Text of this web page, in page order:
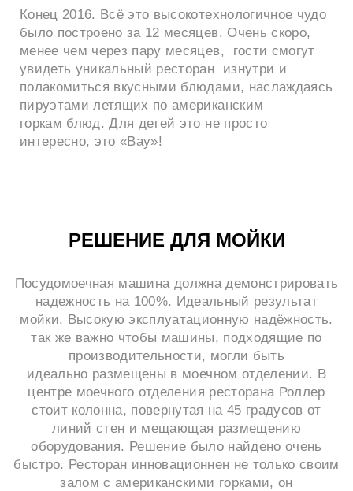
Конец 2016. Всё это высокотехнологичное чудо
было построено за 12 месяцев. Очень скоро,
менее чем через пару месяцев, гости смогут
увидеть уникальный ресторан изнутри и
полакомиться вкусными блюдами, наслаждаясь
пируэтами летящих по американским
горкам блюд. Для детей это не просто
интересно, это «Вау»!
РЕШЕНИЕ ДЛЯ МОЙКИ
Посудомоечная машина должна демонстрировать
надежность на 100%. Идеальный результат
мойки. Высокую эксплуатационную надёжность.
так же важно чтобы машины, подходящие по
производительности, могли быть
идеально размещены в моечном отделении. В
центре моечного отделения ресторана Роллер
стоит колонна, повернутая на 45 градусов от
линий стен и мещающая размещению
оборудования. Решение было найдено очень
быстро. Ресторан инновационнен не только своим
залом с американскими горками, он